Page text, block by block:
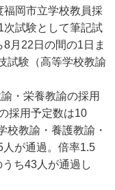
福岡市立学校教員採
次試験として筆記試
月22日の間の1日ま
試験（高等学校教諭
・栄養教諭の採用
採用予定数は10
校教諭・養護教諭・
が通過。倍率1.5
ち43人が通過し